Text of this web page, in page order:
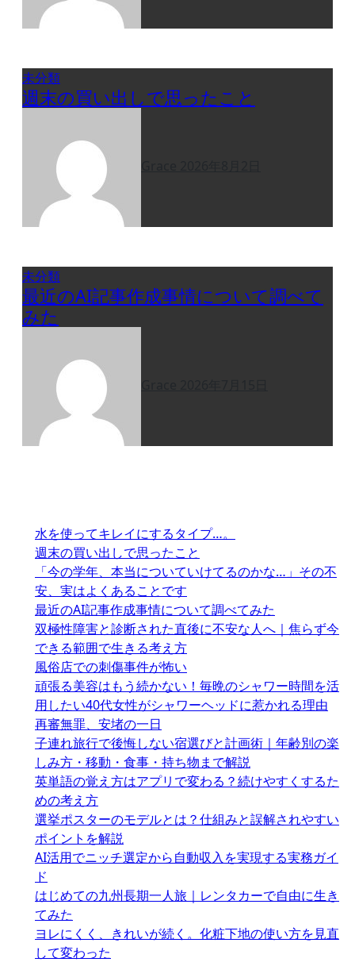
未分類
週末の買い出しで思ったこと
未分類
最近のAI記事作成事情について調べて
みた
水を使ってキレイにするタイプ…。
週末の買い出しで思ったこと
「今の学年、本当についていけてるのかな…」その不
安、実はよくあることです
最近のAI記事作成事情について調べてみた
双極性障害と診断された直後に不安な人へ｜焦らず今
できる範囲で生きる考え方
風俗店での刺傷事件が怖い
頑張る美容はもう続かない！毎晩のシャワー時間を活
用したい40代女性がシャワーヘッドに惹かれる理由
再審無罪、安堵の一日
子連れ旅行で後悔しない宿選びと計画術｜年齢別の楽
しみ方・移動・食事・持ち物まで解説
英単語の覚え方はアプリで変わる？続けやすくするた
めの考え方
選挙ポスターのモデルとは？仕組みと誤解されやすい
ポイントを解説
AI活用でニッチ選定から自動収入を実現する実務ガイ
ド
はじめての九州長期一人旅｜レンタカーで自由に生き
てみた
ヨレにくく、きれいが続く。化粧下地の使い方を見直
して変わった